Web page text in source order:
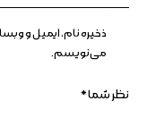
ذخیره نام، ایمیل و
می‌نویسم.